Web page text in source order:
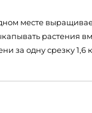
месте
растения
за одну срезку 1,6